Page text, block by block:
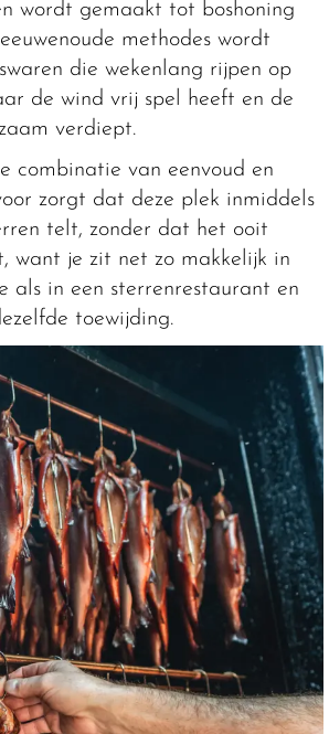
wordt gemaakt tot boshoning
methodes wordt
die wekenlang rijpen op
de wind vrij spel heeft en de
verdiept.
combinatie van eenvoud en
zorgt dat deze plek inmiddels
telt, zonder dat het ooit
want je zit net zo makkelijk in
als in een sterrenrestaurant en
toewijding.